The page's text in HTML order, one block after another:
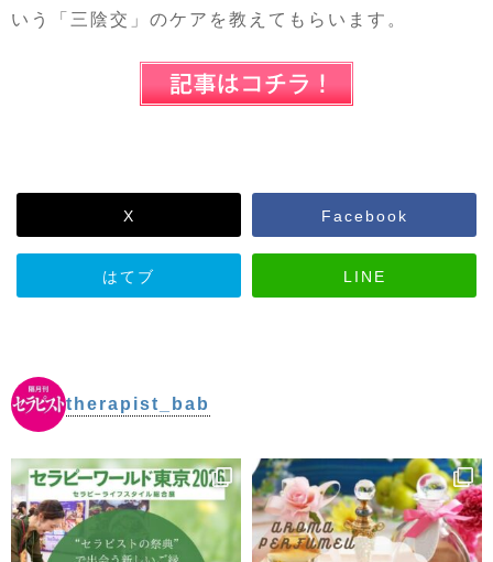
いう「三陰交」のケアを教えてもらいます。
X Facebook
はてブ LINE
therapist_bab